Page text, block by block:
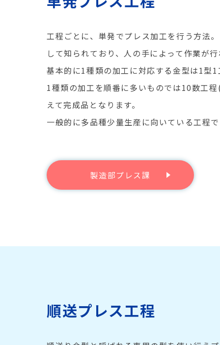
工程ごとに、単発でプレス加工を行う方法
して知られており、人の手によって作業が
基本的に1種類の加工に対応する金型は1型
1種類の加工を順番に多いものでは10数工
えて完成品となります。
一般的に多品種少量生産に向いている工程
製造部プレス課
順送プレス工程